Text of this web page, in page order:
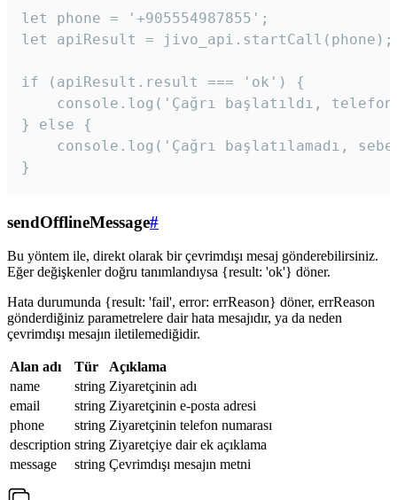
let phone = '+905554987855';
let apiResult = jivo_api.startCall(phone);
if (apiResult.result === 'ok') {
console.log('Çağrı başlatıldı,
} else {
console.log('Çağrı başlatılamadı,
}
sendOfflineMessage#
Bu yöntem ile, direkt olarak bir çevrimdışı mesaj gönderebilirsiniz.
Eğer değişkenler doğru tanımlandıysa {result: 'ok'} döner.
Hata durumunda {result: 'fail', error: errReason} döner, errReason
gönderdiğiniz parametrelere dair hata mesajıdır, ya da neden
çevrimdışı mesajın iletilemediğidir.
Alan adı Tür
Açıklama
name
string Ziyaretçinin adı
email
string Ziyaretçinin e-posta adresi
phone
string Ziyaretçinin telefon numarası
description string Ziyaretçiye dair ek açıklama
message
string Çevrimdışı mesajın metni